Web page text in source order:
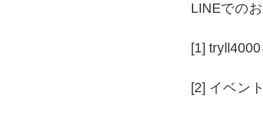
LINEでの
[1]
[2] イベン